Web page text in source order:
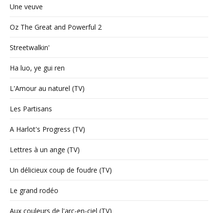
Une veuve
Oz The Great and Powerful 2
Streetwalkin'
Ha luo, ye gui ren
L'Amour au naturel (TV)
Les Partisans
A Harlot's Progress (TV)
Lettres à un ange (TV)
Un délicieux coup de foudre (TV)
Le grand rodéo
Aux couleurs de l'arc-en-ciel (TV)